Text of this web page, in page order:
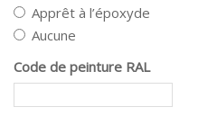
Apprêt à l’époxyde
Aucune
Code de peinture RAL